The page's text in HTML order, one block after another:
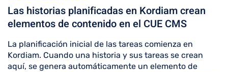
Las historias planificadas en Kordiam crean
elementos de contenido en el CUE CMS
La planificación inicial de las tareas comienza en
Kordiam. Cuando una historia y sus tareas se crean
aquí, se genera automáticamente un elemento de